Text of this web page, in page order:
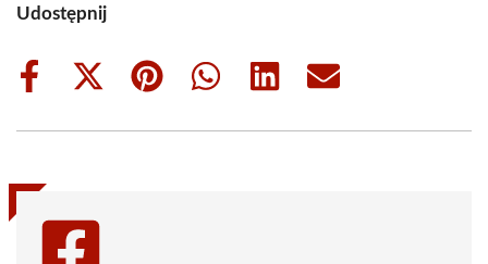
Udostępnij
Share
Share
(Twitter)
Share
Share
Share
Share